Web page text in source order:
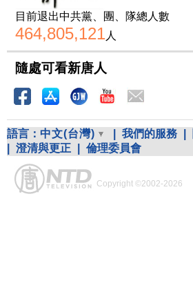
目前退出中共黨、團、隊總人數
464,805,121人
隨處可看新唐人
語言： 中文(台灣) 我們的服務
澄清與更正 倫理委員會
Copyright ©2002-2026